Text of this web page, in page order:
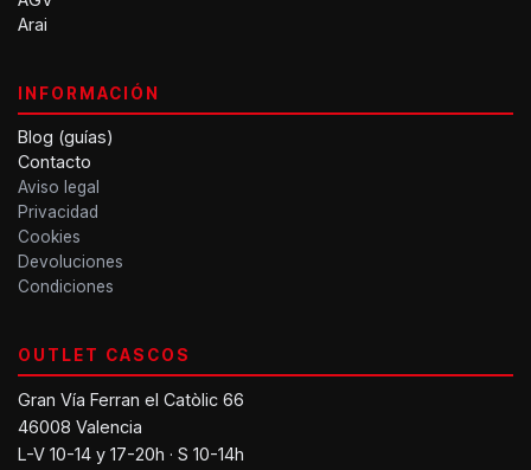
Arai
INFORMACIÓN
Blog (guías)
Contacto
Aviso legal
Privacidad
Cookies
Devoluciones
Condiciones
OUTLET CASCOS
Gran Vía Ferran el Catòlic 66
46008 Valencia
L-V 10-14 y 17-20h · S 10-14h